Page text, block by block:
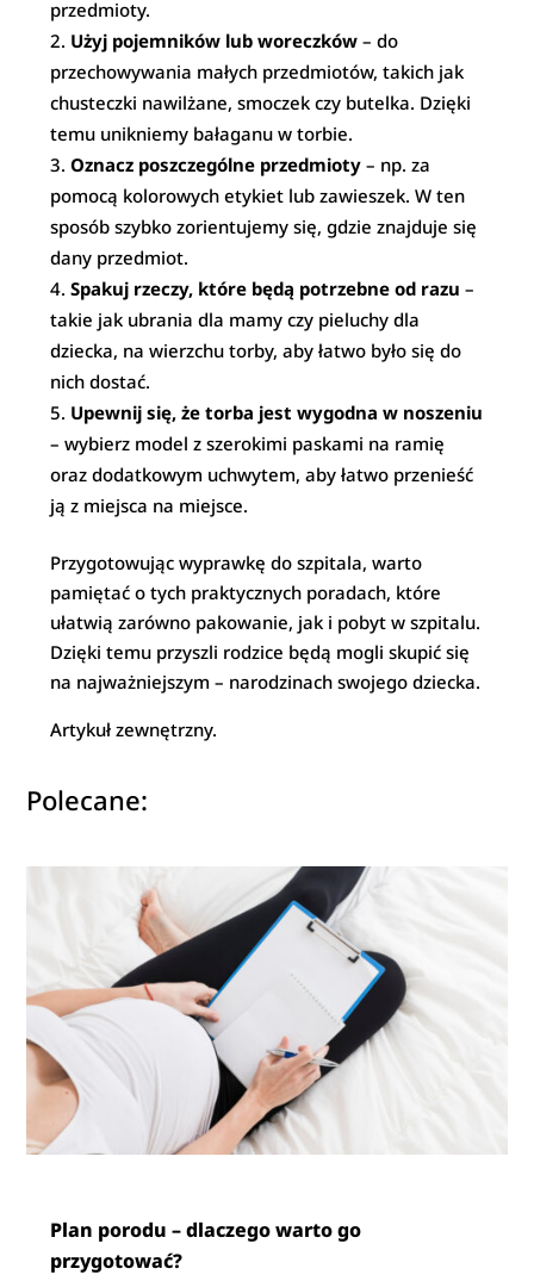
przedmioty.
Użyj pojemników lub woreczków – do
przechowywania małych przedmiotów, takich jak
chusteczki nawilżane, smoczek czy butelka. Dzięki
temu unikniemy bałaganu w torbie.
Oznacz poszczególne przedmioty – np. za
pomocą kolorowych etykiet lub zawieszek. W ten
sposób szybko zorientujemy się, gdzie znajduje się
dany przedmiot.
Spakuj rzeczy, które będą potrzebne od razu –
takie jak ubrania dla mamy czy pieluchy dla
dziecka, na wierzchu torby, aby łatwo było się do
nich dostać.
Upewnij się, że torba jest wygodna w noszeniu
– wybierz model z szerokimi paskami na ramię
oraz dodatkowym uchwytem, aby łatwo przenieść
ją z miejsca na miejsce.
Przygotowując wyprawkę do szpitala, warto
pamiętać o tych praktycznych poradach, które
ułatwią zarówno pakowanie, jak i pobyt w szpitalu.
Dzięki temu przyszli rodzice będą mogli skupić się
na najważniejszym – narodzinach swojego dziecka.
Artykuł zewnętrzny.
Polecane:
Plan porodu – dlaczego warto go
przygotować?